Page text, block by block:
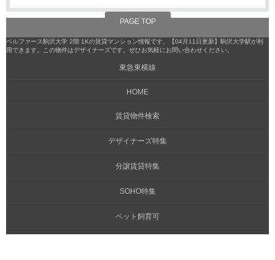
PAGE TOP
ベルファース駒沢大学 2階 1Kの賃貸マンション情報です。【04月11日更新】駒沢大学駅が利
用できます。この物件はデザイナーズです。ぜひお気軽にお問い合わせください。
東急東横線
HOME
賃貸物件検索
デザイナーズ特集
分譲賃貸特集
SOHO特集
ペット飼育可